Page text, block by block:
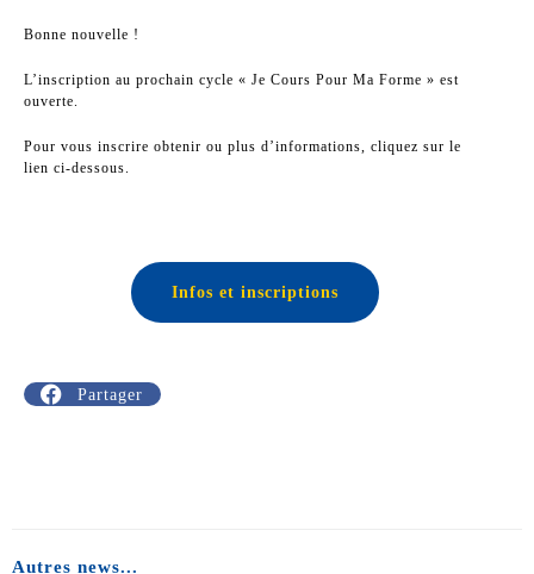
Bonne nouvelle !
L’inscription au prochain cycle « Je Cours Pour Ma Forme » est
ouverte.
Pour vous inscrire obtenir ou plus d’informations, cliquez sur le
lien ci-dessous.
Infos et inscriptions
Partager
Autres news...